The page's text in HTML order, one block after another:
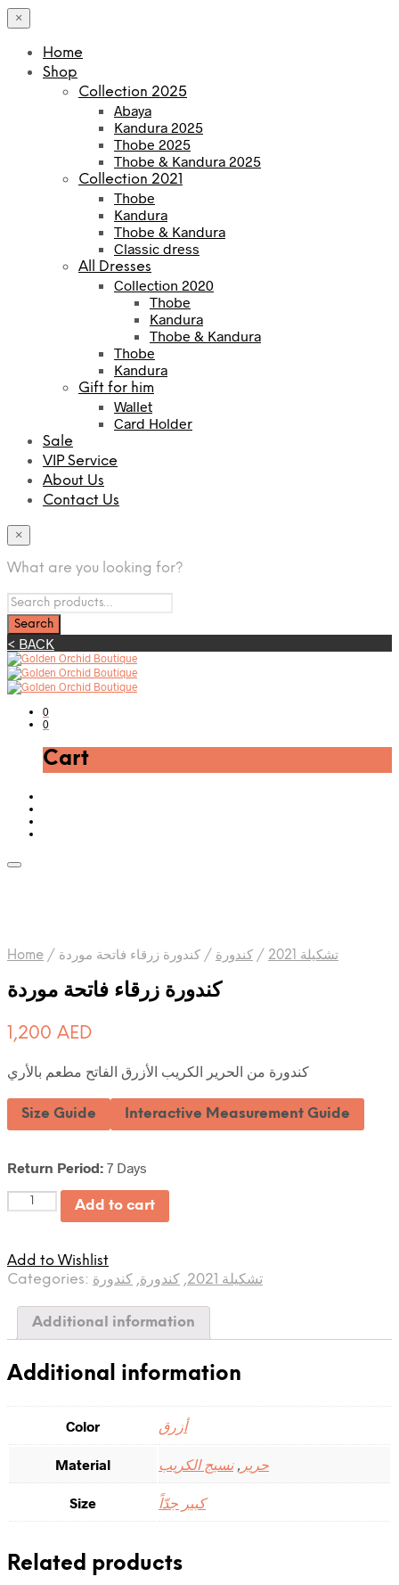
×
Home
Shop
Collection 2025
Abaya
Kandura 2025
Thobe 2025
Thobe & Kandura 2025
Collection 2021
Thobe
Kandura
Thobe & Kandura
Classic dress
All Dresses
Collection 2020
Thobe
Kandura
Thobe & Kandura
Thobe
Kandura
Gift for him
Wallet
Card Holder
Sale
VIP Service
About Us
Contact Us
×
What are you looking for?
< BACK
0
0
Cart
Home / تشكيلة 2021 / كندورة / كندورة زرقاء فاتحة موردة
كندورة زرقاء فاتحة موردة
1,200 AED
كندورة من الحرير الكريب الأزرق الفاتح مطعم بالأري
Size Guide Interactive Measurement Guide
Return Period: 7 Days
Quantity Add to cart
Add to Wishlist
Categories:
تشكيلة 2021 , كندورة, كندورة
Additional information
Additional information
Color أزرق
Material حرير ,نسيج الكريب
Size كبير جدّاً
Related products